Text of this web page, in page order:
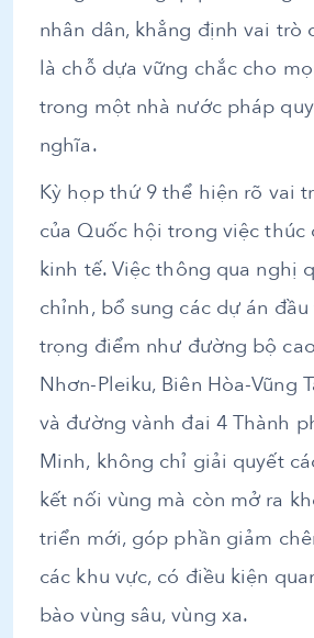
nhân dân, khẳng định vai trò
là chỗ dựa vững chắc cho
trong một nhà nước pháp
nghĩa.
Kỳ họp thứ 9 thể hiện rõ vai
của Quốc hội trong việc thúc
kinh tế. Việc thông qua nghị
chỉnh, bổ sung các dự án
trọng điểm như đường bộ
Nhơn-Pleiku, Biên Hòa-Vũng
và đường vành đai 4 Thành
Minh, không chỉ giải quyết
kết nối vùng mà còn mở ra
triển mới, góp phần giảm
các khu vực, có điều kiện
bào vùng sâu, vùng xa.